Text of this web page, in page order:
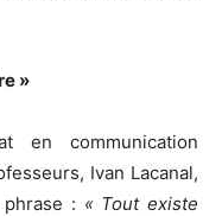
»
en communication
Ivan Lacanal,
: « Tout existe